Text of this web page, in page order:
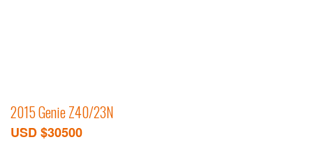
2015 Genie Z40/23N
USD $30500